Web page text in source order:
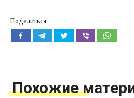
Поделиться:
Похожие